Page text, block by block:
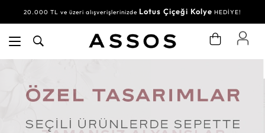
20.000 TL ve üzeri alışverişlerinizde Lotus Çiçeği Kolye HEDİYE!